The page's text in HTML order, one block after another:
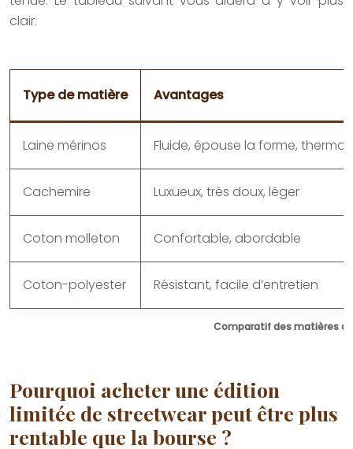
clair.
Comparatif des matières
Type de matière Avantages
Laine mérinos Fluide, épouse la forme,
Cachemire Luxueux, très doux, léger
Coton molleton Confortable, abordable
Coton-polyester Résistant, facile d’entretien
Pourquoi acheter une édition
limitée de streetwear peut être plus
rentable que la bourse ?